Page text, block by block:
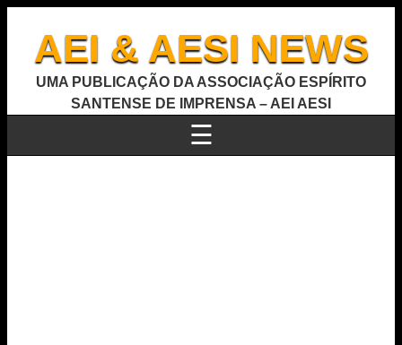
AEI & AESI NEWS
UMA PUBLICAÇÃO DA ASSOCIAÇÃO ESPÍRITO
SANTENSE DE IMPRENSA – AEI AESI
☰